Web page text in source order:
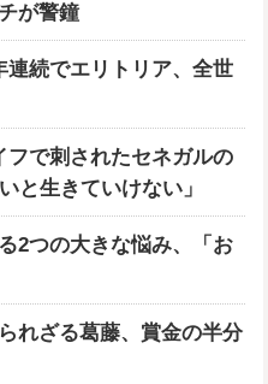
が警鐘
連続でエリトリア、全世
で刺されたセネガルの
と生きていけない」
2つの大きな悩み、「お
れざる葛藤、賞金の半分